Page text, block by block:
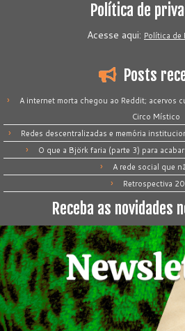
Política de
Acesse aqui: Política de
Posts
A internet morta chegou ao Reddit; acervos
Circo Místico
Redes descentralizadas e memória
O que a Björk faria (parte 3) para
A rede social que
Retrospectiva
Receba as novidades